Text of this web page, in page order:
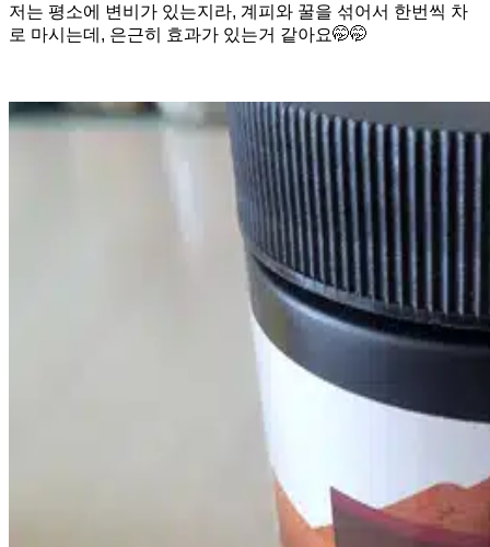
저는 평소에 변비가 있는지라, 계피와 꿀을 섞어서 한번씩 차
로 마시는데, 은근히 효과가 있는거 같아요🤭🤭